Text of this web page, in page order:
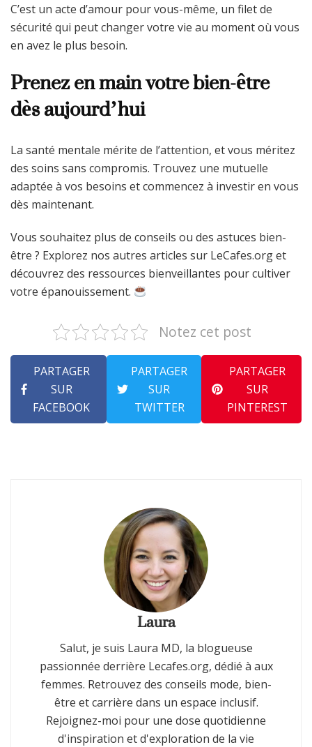
C’est un acte d’amour pour vous-même, un filet de
sécurité qui peut changer votre vie au moment où vous
en avez le plus besoin.
Prenez en main votre bien-être
dès aujourd’hui
La santé mentale mérite de l’attention, et vous méritez
des soins sans compromis. Trouvez une mutuelle
adaptée à vos besoins et commencez à investir en vous
dès maintenant.
Vous souhaitez plus de conseils ou des astuces bien-
être ? Explorez nos autres articles sur LeCafes.org et
découvrez des ressources bienveillantes pour cultiver
votre épanouissement.
Notez cet post
PARTAGER
SUR
FACEBOOK
PARTAGER
SUR
TWITTER
PARTAGER
SUR
PINTEREST
Laura
Salut, je suis Laura MD, la blogueuse
passionnée derrière Lecafes.org, dédié à aux
femmes. Retrouvez des conseils mode, bien-
être et carrière dans un espace inclusif.
Rejoignez-moi pour une dose quotidienne
d'inspiration et d'exploration de la vie